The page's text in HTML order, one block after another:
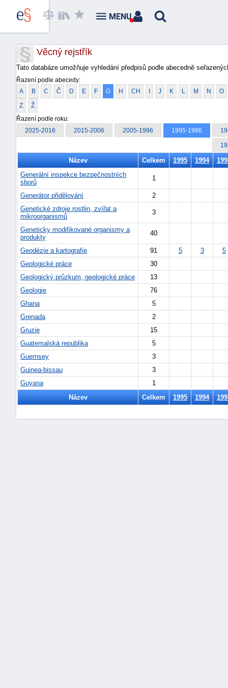
Věcný rejstřík
Tato databáze umožňuje vyhledání předpisů podle abecedně
Řazení podle abecedy:
A B C Č D E F G H CH I J K L M N O
Z Ž
Řazení podle roku:
2025-2016 2015-2006 2005-1996 1995-1986
Název Celkem 1995 1994
Generální inspekce bezpečnostních
sborů
1
Generátor přidělování
2
Genetické zdroje rostlin, zvířat a
mikroorganismů
3
Geneticky modifikované organismy a
produkty
40
Geodézie a kartografie 91 5 3
5
Geologické práce
30
Geologický průzkum, geologické práce
13
Geologie
76
Ghana
5
Grenada
2
Gruzie
15
Guatemalská republika
5
Guernsey
3
Guinea-bissau
3
Guyana
1
Název
Celkem 1995 1994
MENU